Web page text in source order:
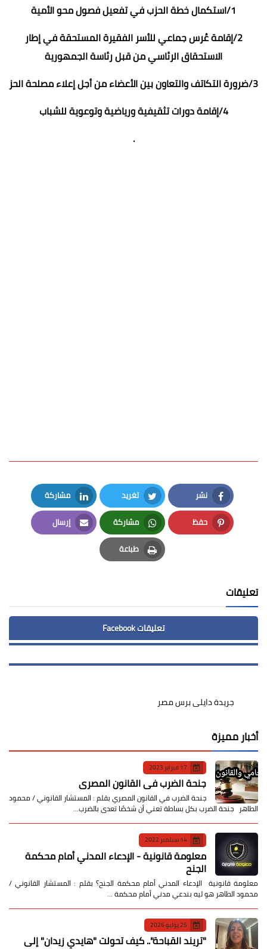
1/استكمال خطة الحزب في تفعيل فصول محو الأمية
2/إقامة عُرس جماعي للأسر الفقيرة المستحقة في إطار
الاستحقاق الرئاسي من قبل رئاسة الجمهورية
3/ضرورة التكاتف والتعاون بين الأعضاء من أجل إعلاء مصلحة الحز
4/إقامة دورات تثقيفية ورياضية وتوعوية للشباب
.
نشر
Facebook
تغريد
Twitter
مشاركة
LinkedIn
حفظ
Pinterest
مشاركة
Whatsapp
إرسال
Email
طباعة
Print
تعليقات
تعليقات Facebook
جريدة دايلى برس مصر
أخبار مميزة
17 فبراير 2023
جنحة الضرب في القانون المصري
جنحة الضرب في القانون المصري بقلم : المستشار القانوني / محمود
الطاهر جنحة الضرب بكل بساطة تعني أن شخصًا تعدى بالضرب…
14 سبتمبر 2022
معلومة قانونية - الإدعاء المدني أمام محكمة
الجنح
معلومة قانونية الإدعاء المدني أمام محكمة الجنح؟ بقلم : المستشار القانوني /
محمود الطاهر هو ليه بندعي مدني أمام محكمة …
25 يوليو 2026
​"تريند القباحة".. كيف تحولت "هايدي زيدان" إلى